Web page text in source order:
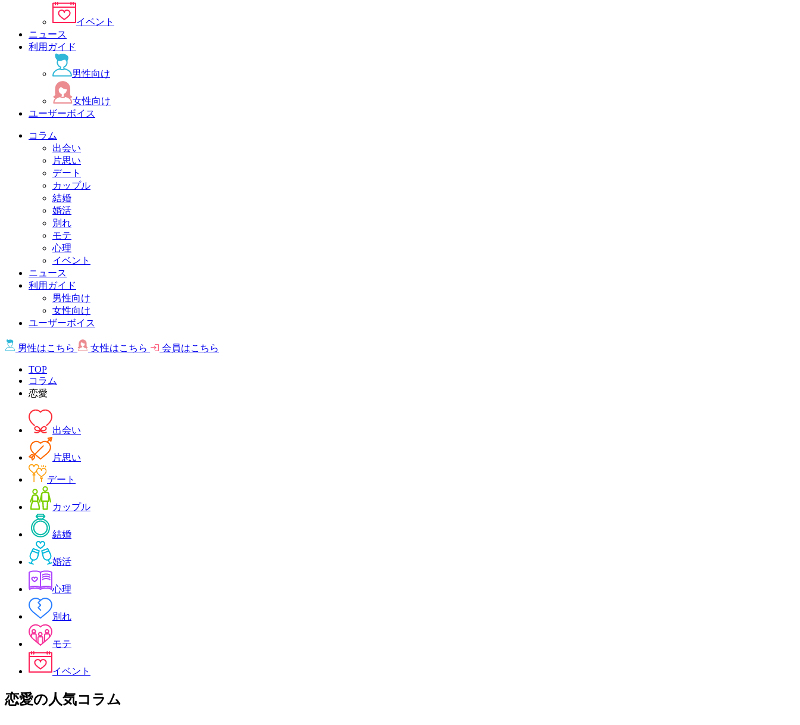
イベント
ニュース
利用ガイド
男性向け
女性向け
ユーザーボイス
コラム
出会い
片思い
デート
カップル
結婚
婚活
別れ
モテ
心理
イベント
ニュース
利用ガイド
男性向け
女性向け
ユーザーボイス
男性はこちら 女性はこちら 会員はこちら
TOP
コラム
恋愛
出会い
片思い
デート
カップル
結婚
婚活
心理
別れ
モテ
イベント
恋愛の人気コラム